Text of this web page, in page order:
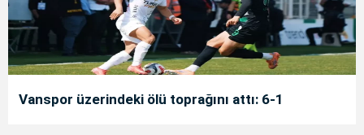
Vanspor üzerindeki ölü toprağını attı: 6-1